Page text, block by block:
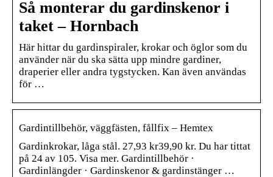
Så monterar du gardinskenor i
taket – Hornbach
Här hittar du gardinspiraler, krokar och öglor som du
använder när du ska sätta upp mindre gardiner,
draperier eller andra tygstycken. Kan även användas
för …
Gardintillbehör, väggfästen, fållfix – Hemtex
Gardinkrokar, låga stål. 27,93 kr39,90 kr. Du har tittat
på 24 av 105. Visa mer. Gardintillbehör ·
Gardinlängder · Gardinskenor & gardinstänger …